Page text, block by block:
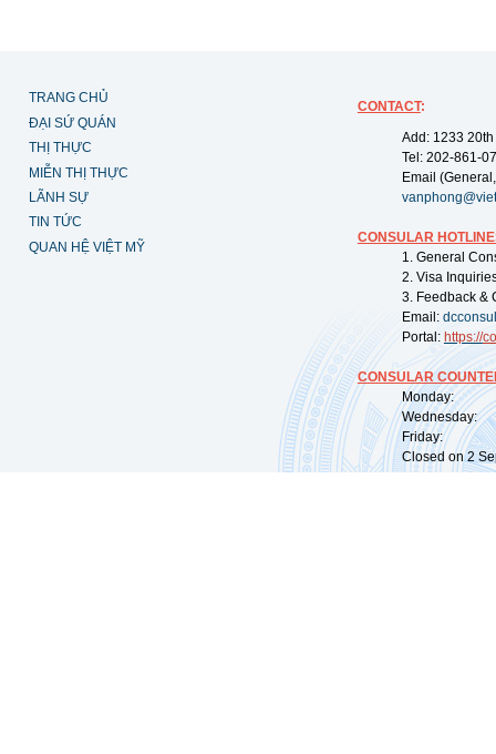
TRANG CHỦ
ĐẠI SỨ QUÁN
THỊ THỰC
MIỄN THỊ THỰC
LÃNH SỰ
TIN TỨC
QUAN HỆ VIỆT MỸ
CONTACT:
Add: 1233
Tel: 202-861-
Email
CONSULAR
1. General
2. Visa
3. Feedback &
Email:
Portal: https://
CONSULAR
Monday:
Wednesday:
Friday:
Closed on 2